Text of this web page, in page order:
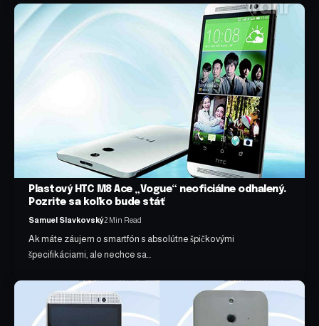
Plastový HTC M8 Ace „Vogue“ neoficiálne odhalený.
Pozrite sa koľko bude stáť
Samuel Slavkovský2 Min Read
Ak máte záujem o smartfón s absolútne špičkovými
špecifikáciami, ale nechce sa…